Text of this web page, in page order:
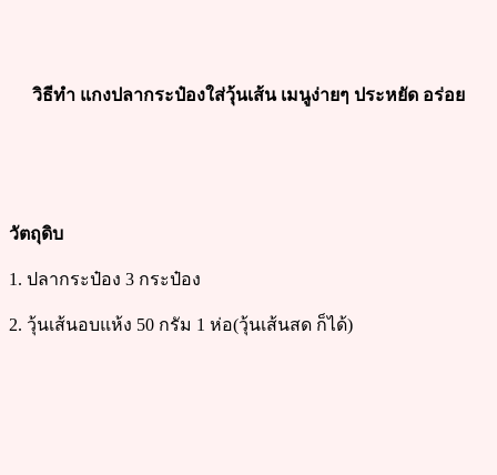
วิธีทำ แกงปลากระป๋องใส่วุ้นเส้น เมนูง่ายๆ ประหยัด อร่อย
วัตถุดิบ
1. ปลากระป๋อง 3 กระป๋อง
2. วุ้นเส้นอบแห้ง 50 กรัม 1 ห่อ(วุ้นเส้นสด ก็ได้)